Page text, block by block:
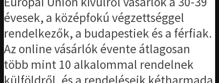
évesek, a középfokú végzettséggel
rendelkezők, a budapestiek és a férfiak.
Az online vásárlók évente átlagosan
több mint 10 alkalommal rendelnek